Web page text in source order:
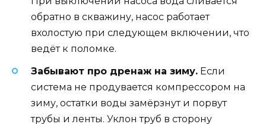
обратно в скважину, насос работает
вхолостую при следующем включении, что
ведёт к поломке.
Забывают про дренаж на зиму. Если
система не продувается компрессором на
зиму, остатки воды замёрзнут и порвут
трубы и ленты. Уклон труб в сторону